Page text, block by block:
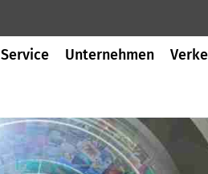
Service Unternehmen